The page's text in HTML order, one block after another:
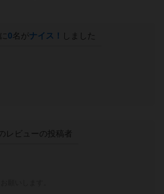
0名がナイス！ しました
のレビューの投稿者